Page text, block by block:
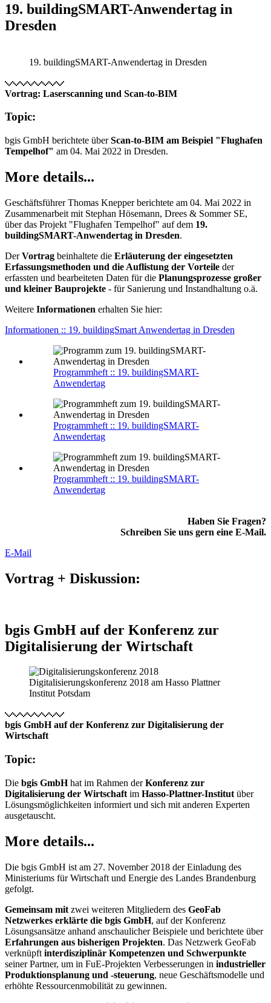
19. buildingSMART-Anwendertag in
Dresden
19. buildingSMART-Anwendertag in Dresden
Vortrag: Laserscanning und Scan-to-BIM
Topic:
bgis GmbH berichtete überScan-to-BIM am Beispiel "Flughafen
Tempelhof" am 04. Mai 2022 in Dresden.
More details...
Geschäftsführer Thomas Knepper berichtete am 04. Mai 2022 in
Zusammenarbeit mit Stephan Hösemann, Drees & Sommer SE,
über das Projekt "Flughafen Tempelhof" auf dem 19.
buildingSMART-Anwendertag in Dresden.
DerVortrag beinhaltete die Erläuterung der eingesetzten
Erfassungsmethoden und die Auflistung der Vorteile der
erfassten und bearbeiteten Daten für die Planungsprozesse großer
und kleiner Bauprojekte - für Sanierung und Instandhaltung o.ä.
Weitere Informationen erhalten Sie hier:
Informationen :: 19. buildingSmart Anwendertag in Dresden
Programmheft :: 19. buildingSMART-
Anwendertag
Programmheft :: 19. buildingSMART-
Anwendertag
Programmheft :: 19. buildingSMART-
Anwendertag
Haben Sie Fragen?
Schreiben Sie uns gern eine E-Mail.
E-Mail
Vortrag + Diskussion:
bgis GmbH auf der Konferenz zur
Digitalisierung der Wirtschaft
Digitalisierungskonferenz 2018 am Hasso Plattner
Institut Potsdam
bgis GmbH auf der Konferenz zur Digitalisierung der
Wirtschaft
Topic:
Die bgis GmbHhat im Rahmen derKonferenz zur
Digitalisierung der Wirtschaft im Hasso-Plattner-Institut über
Lösungsmöglichkeiten informiert und sich mit anderen Experten
ausgetauscht.
More details...
Die bgis GmbH ist am 27. November 2018 der Einladung des
Ministeriums für Wirtschaft und Energie des Landes Brandenburg
gefolgt.
Gemeinsam mit zwei weiteren Mitgliedern des GeoFab
Netzwerkes erklärte die bgis GmbH, auf der Konferenz
Lösungsansätze anhand anschaulicher Beispiele und berichtete über
Erfahrungen aus bisherigen Projekten. Das Netzwerk GeoFab
verknüpft interdisziplinär Kompetenzen und Schwerpunkte
seiner Partner, um in FuE-Projekten Verbesserungen in industrieller
Produktionsplanung und -steuerung, neue Geschäftsmodelle und
erhöhte Ressourcenmobilität zu gewinnen.